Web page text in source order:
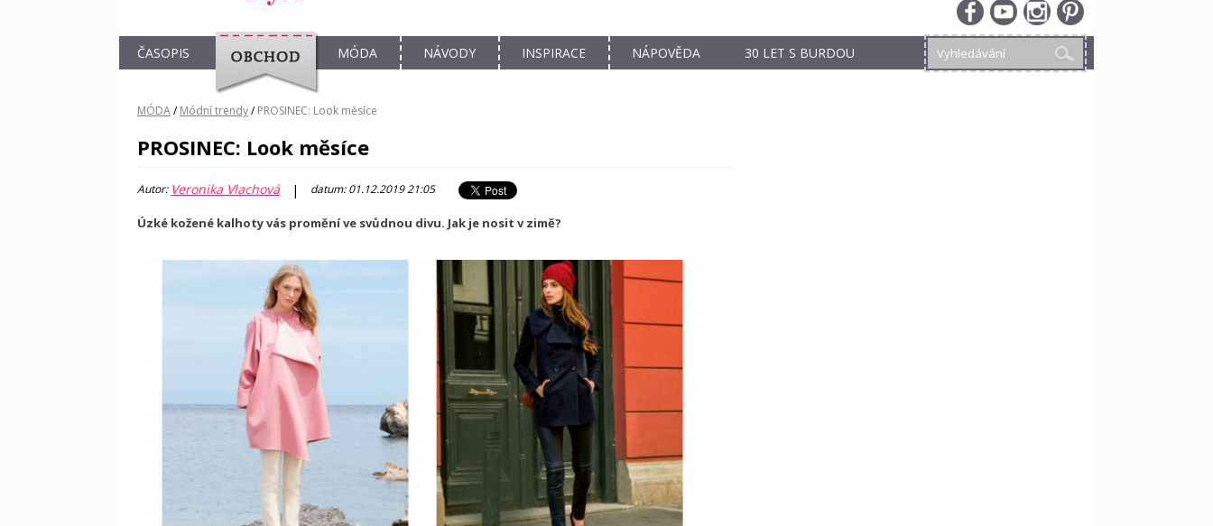
ČASOPIS
OBCHOD
MÓDA NÁVODY INSPIRACE NÁPOVĚDA 30 LET S BURDOU
MÓDA/ Módní trendy/ PROSINEC: Look měsíce
PROSINEC: Look měsíce
Autor: Veronika Vlachová | datum: 01.12.2019 21:05
Úzké kožené kalhoty vás promění ve svůdnou divu. Jak je nosit v zimě?